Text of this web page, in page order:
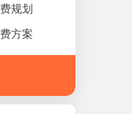
规划
方案